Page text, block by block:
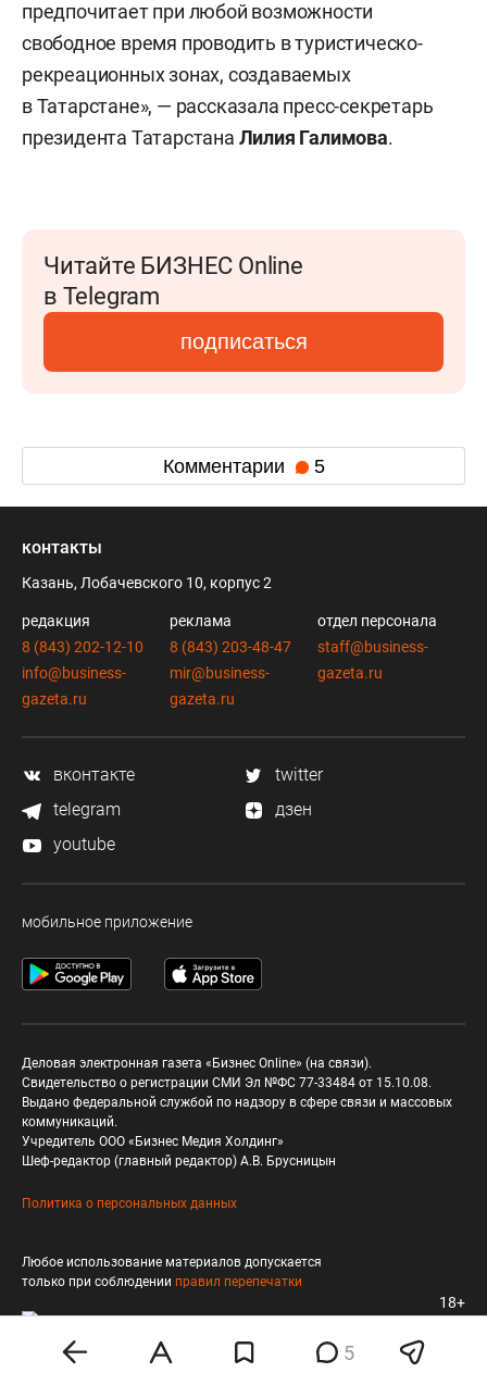
предпочитает при любой возможности
свободное время проводить в туристическо-
рекреационных зонах, создаваемых
в Татарстане», — рассказала пресс-секретарь
президента Татарстана Лилия Галимова.
Читайте БИЗНЕС Online
в Telegram
подписаться
Комментарии 5
5
контакты
Казань, Лобачевского 10, корпус 2
редакция
8 (843) 202-12-10
info@business-
gazeta.ru
реклама
8 (843) 203-48-47
mir@business-
gazeta.ru
отдел персонала
staff@business-
gazeta.ru
вконтакте
twitter
telegram
дзен
youtube
мобильное приложение
Деловая электронная газета «Бизнес Online» (на связи).
Свидетельство о регистрации СМИ Эл №ФС 77-33484 от 15.10.08.
Выдано федеральной службой по надзору в сфере связи и массовых
коммуникаций.
Учредитель ООО «Бизнес Медия Холдинг»
Шеф-редактор (главный редактор) А.В. Брусницын
Политика о персональных данных
Любое использование материалов допускается
только при соблюдении правил перепечатки
18+